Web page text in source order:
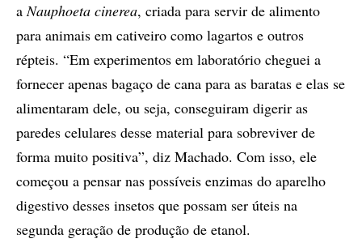
aNauphoeta cinerea, criada para servir de alimento
para animais em cativeiro como lagartos e outros
répteis. “Em experimentos em laboratório cheguei a
fornecer apenas bagaço de cana para as baratas e elas se
alimentaram dele, ou seja, conseguiram digerir as
paredes celulares desse material para sobreviver de
forma muito positiva”, diz Machado. Com isso, ele
começou a pensar nas possíveis enzimas do aparelho
digestivo desses insetos que possam ser úteis na
segunda geração de produção de etanol.